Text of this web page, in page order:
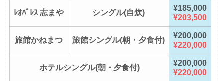
ﾚｵﾊﾟﾚｽ 志まや シングル(自炊)
¥185,000
¥203,500
旅館かねまつ 旅館シングル(朝・夕食付)
¥200,000
¥220,000
ホテルシングル(朝・夕食付)
¥200,000
¥220,000